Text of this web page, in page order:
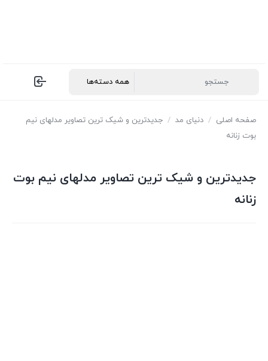
صفحه اصلی / دنیای مد / جدیدترین و شیک ترین تصاویر مدلهای نیم
بوت زنانه
جدیدترین و شیک ترین تصاویر مدلهای نیم بوت
زنانه